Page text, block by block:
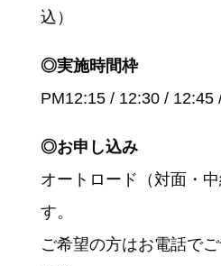
込）
◎実施時間枠
PM12:15 / 12:30 / 12:45
◎お申し込み
オートロード（対面・
す。
ご希望の方はお電話でご